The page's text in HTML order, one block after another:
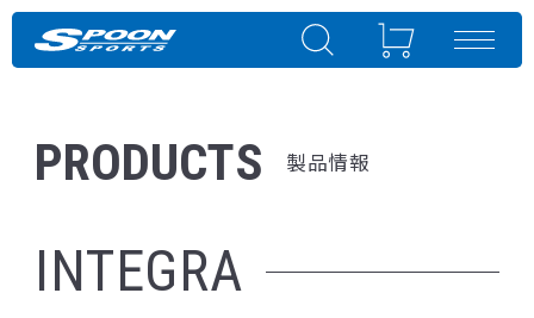
PRODUCTS 製品情報
INTEGRA